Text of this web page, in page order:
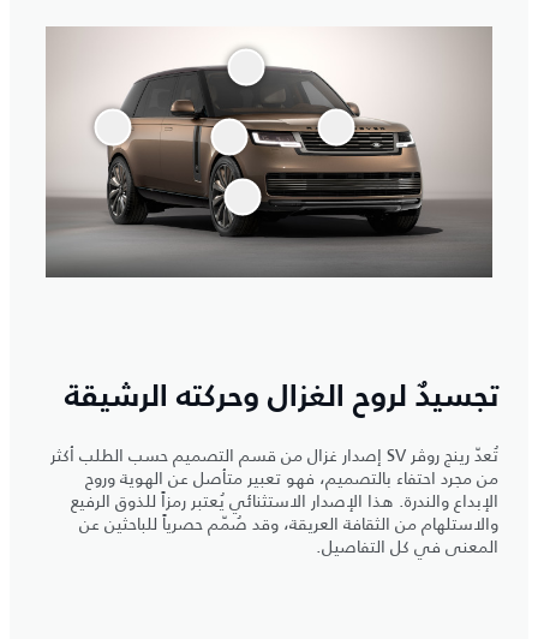
تجسيدٌ لروح الغزال وحركته الرشيقة
تُعدّ رينج روڤر SV إصدار غزال من قسم التصميم حسب الطلب أكثر
من مجرد احتفاء بالتصميم، فهو تعبير متأصل عن الهوية وروح
الإبداع والندرة. هذا الإصدار الاستثنائي يُعتبر رمزاً للذوق الرفيع
والاستلهام من الثقافة العريقة، وقد صُمّم حصرياً للباحثين عن
المعنى في كل التفاصيل.